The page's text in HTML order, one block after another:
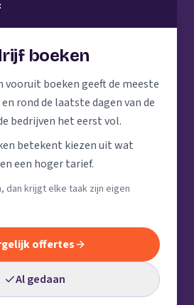
boeken
vooruit boeken geeft de meeste
rond de laatste dagen van de
bedrijven het eerst vol.
betekent kiezen uit wat
een hoger tarief.
dan krijgt elke taak zijn eigen
offertes
Al gedaan